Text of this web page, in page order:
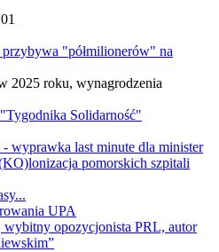
"półmilionerów" na
2025 roku, wynagrodzenia
Solidarność"
wyprawka last minute dla minister
pomorskich szpitali
UPA
wybitny opozycjonista PRL, autor